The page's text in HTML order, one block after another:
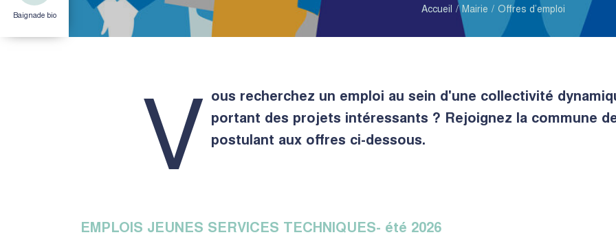
Accueil Mairie Offres d’emploi
Baignade bio
V ous recherchez un emploi au sein d'une collectivité
portant des projets intéressants ? Rejoignez la commune
postulant aux offres ci-dessous.
EMPLOIS JEUNES SERVICES TECHNIQUES- été 2026